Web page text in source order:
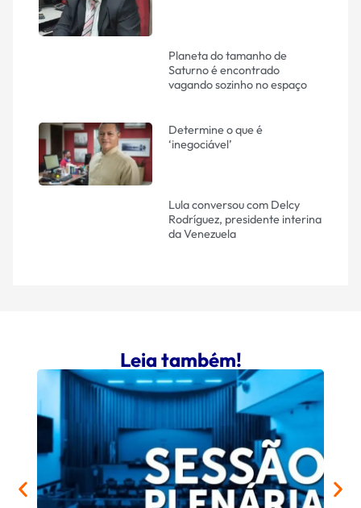
Planeta do tamanho de
Saturno é encontrado
vagando sozinho no espaço
Determine o que é
‘inegociável’
Lula conversou com Delcy
Rodríguez, presidente interina
da Venezuela
Leia também!